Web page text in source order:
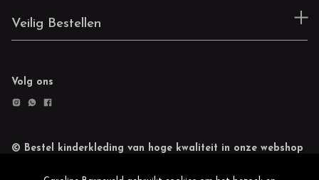
Veilig Bestellen
Volg ons
© Bestel kinderkleding van hoge kwaliteit in onze webshop